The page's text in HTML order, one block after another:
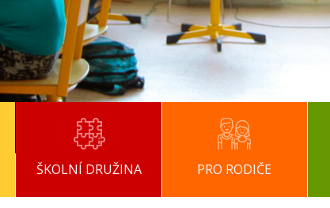
ŠKOLNÍ DRUŽINA PRO RODIČE